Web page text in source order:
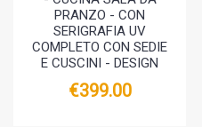
PRANZO - CON
SERIGRAFIA UV
COMPLETO CON SEDIE
E CUSCINI - DESIGN
€399.00